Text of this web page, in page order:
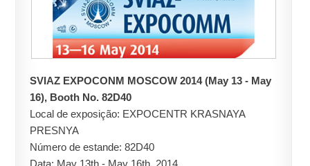
SVIAZ EXPOCONM MOSCOW 2014 (May 13 - May
16), Booth No. 82D40
Local de exposição: EXPOCENTR KRASNAYA
PRESNYA
Número de estande: 82D40
Data: May 13th - May 16th, 2014